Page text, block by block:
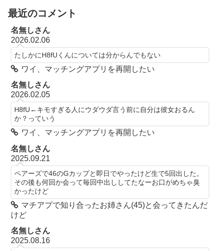
最近のコメント
名無しさん
2026.02.06
たしかにH8fUくんについては分からんでもない
ワイ、マッチングアプリを再開したい
名無しさん
2026.02.05
H8fU←キモすぎる人にウダウダ言う前に自分は彼女おるん
か？っていう
ワイ、マッチングアプリを再開したい
名無しさん
2025.09.21
ペアーズで46のGカップと即日でやったけど生で5回出した。
その後も何回か会って毎回中出ししてたなーお口がめちゃ臭
かったけど
マチアプで知り合ったお姉さん(45)と会ってきたんだ
けど
名無しさん
2025.08.16